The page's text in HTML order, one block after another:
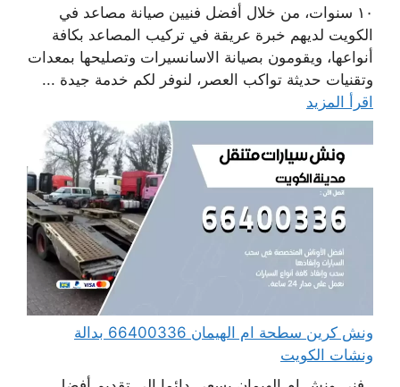
١٠ سنوات، من خلال أفضل فنيين صيانة مصاعد في
الكويت لديهم خبرة عريقة في تركيب المصاعد بكافة
أنواعها، ويقومون بصيانة الاسانسيرات وتصليحها بمعدات
وتقنيات حديثة تواكب العصر، لنوفر لكم خدمة جيدة ...
اقرأ المزيد
ونش كرين سطحة ام الهيمان 66400336 بدالة
ونشات الكويت